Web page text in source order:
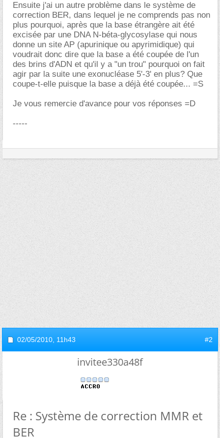
Ensuite j'ai un autre problème dans le système de
correction BER, dans lequel je ne comprends pas non
plus pourquoi, après que la base étrangère ait été
excisée par une DNA N-béta-glycosylase qui nous
donne un site AP (apurinique ou apyrimidique) qui
voudrait donc dire que la base a été coupée de l'un
des brins d'ADN et qu'il y a "un trou" pourquoi on fait
agir par la suite une exonucléase 5'-3' en plus? Que
coupe-t-elle puisque la base a déjà été coupée... =S
Je vous remercie d'avance pour vos réponses =D
-----
02/05/2010, 11h43 #2
invitee330a48f
Re : Système de correction MMR et
BER